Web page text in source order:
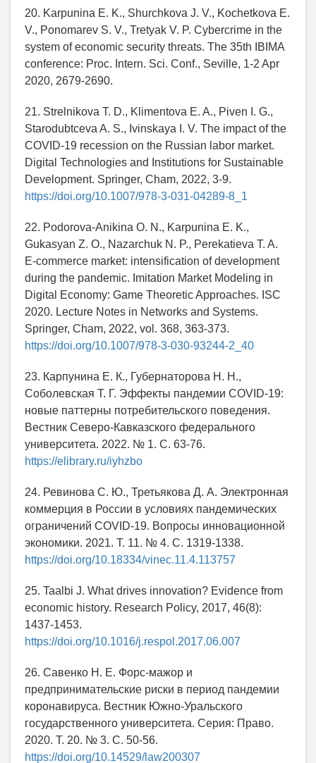
20. Karpunina E. K., Shurchkova J. V., Kochetkova E.
V., Ponomarev S. V., Tretyak V. P. Cybercrime in the
system of economic security threats. The 35th IBIMA
conference: Proc. Intern. Sci. Conf., Seville, 1-2 Apr
2020, 2679-2690.
21. Strelnikova T. D., Klimentova E. A., Piven I. G.,
Starodubtceva A. S., Ivinskaya I. V. The impact of the
COVID-19 recession on the Russian labor market.
Digital Technologies and Institutions for Sustainable
Development. Springer, Cham, 2022, 3-9.
https://doi.org/10.1007/978-3-031-04289-8_1
22. Podorova-Anikina O. N., Karpunina E. K.,
Gukasyan Z. O., Nazarchuk N. P., Perekatieva T. A.
E-commerce market: intensification of development
during the pandemic. Imitation Market Modeling in
Digital Economy: Game Theoretic Approaches. ISC
2020. Lecture Notes in Networks and Systems.
Springer, Cham, 2022, vol. 368, 363-373.
https://doi.org/10.1007/978-3-030-93244-2_40
23. Карпунина Е. К., Губернаторова Н. Н.,
Соболевская Т. Г. Эффекты пандемии COVID-19:
новые паттерны потребительского поведения.
Вестник Северо-Кавказского федерального
университета. 2022. № 1. С. 63-76.
https://elibrary.ru/iyhzbo
24. Ревинова С. Ю., Третьякова Д. А. Электронная
коммерция в России в условиях пандемических
ограничений COVID-19. Вопросы инновационной
экономики. 2021. Т. 11. № 4. С. 1319-1338.
https://doi.org/10.18334/vinec.11.4.113757
25. Taalbi J. What drives innovation? Evidence from
economic history. Research Policy, 2017, 46(8):
1437-1453.
https://doi.org/10.1016/j.respol.2017.06.007
26. Савенко Н. Е. Форс-мажор и
предпринимательские риски в период пандемии
коронавируса. Вестник Южно-Уральского
государственного университета. Серия: Право.
2020. Т. 20. № 3. С. 50-56.
https://doi.org/10.14529/law200307